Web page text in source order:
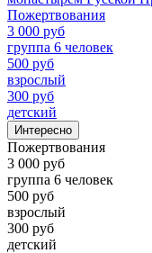
Пожертвования
3 000 руб
группа 6 человек
500 руб
взрослый
300 руб
детский
Интересно
Пожертвования
3 000 руб
группа 6 человек
500 руб
взрослый
300 руб
детский